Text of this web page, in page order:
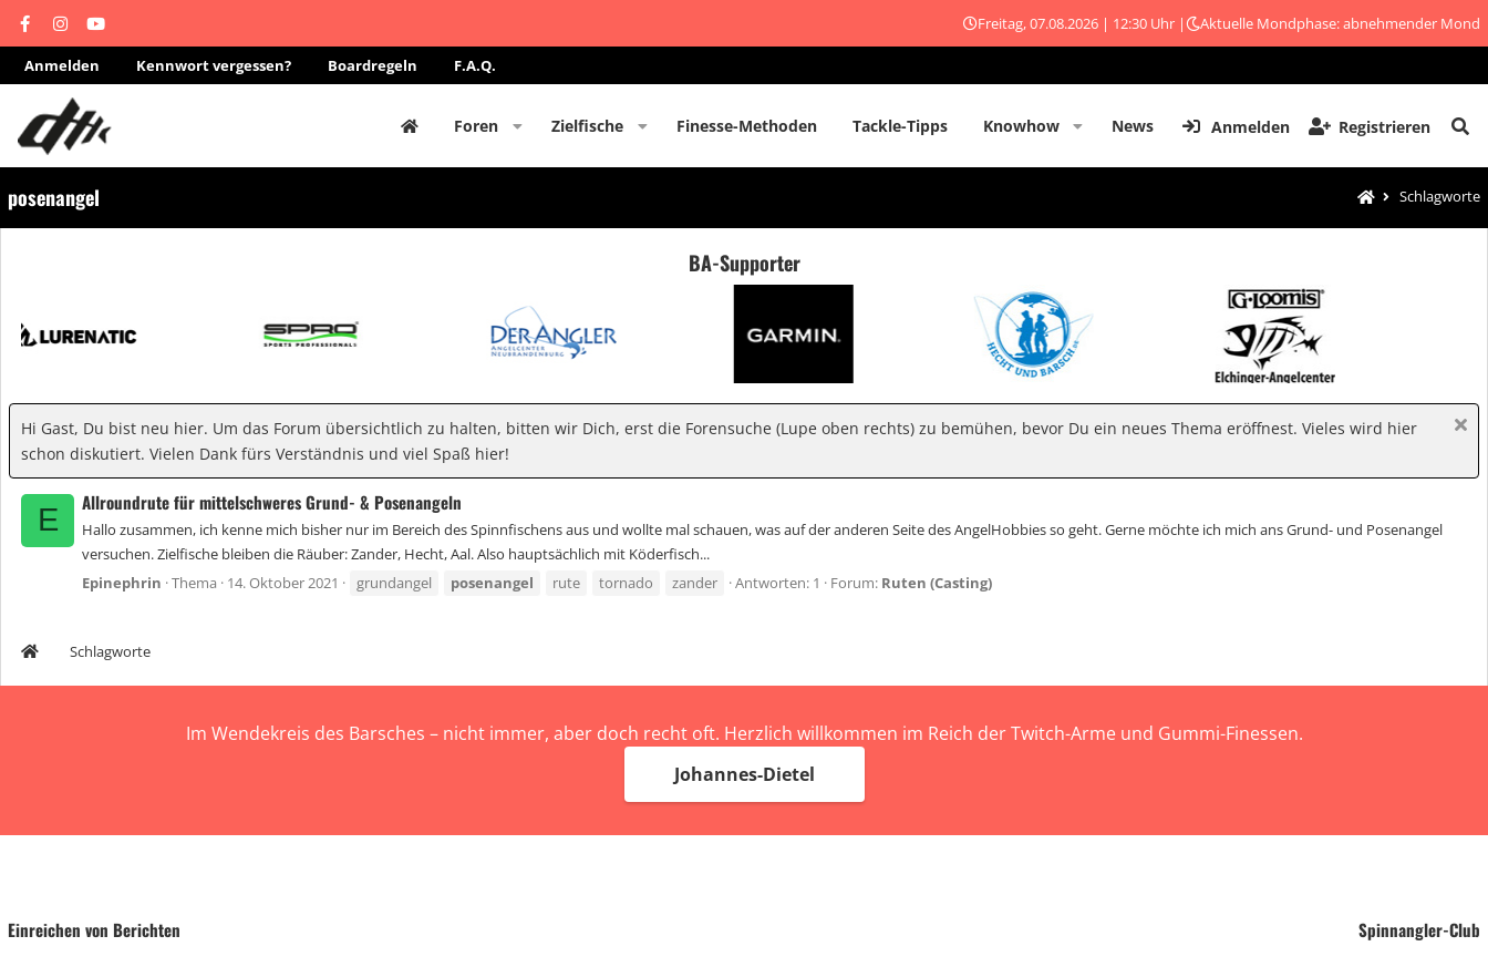
Freitag, 07.08.2026 | 12:30 Uhr | Aktuelle Mondphase: abnehmender Mond
Anmelden Kennwort vergessen? Boardregeln F.A.Q.
Foren Zielfische Finesse-Methoden Tackle-Tipps Knowhow News Anmelden Registrieren
posenangel Schlagworte
BA-Supporter
Hi Gast, Du bist neu hier. Um das Forum übersichtlich zu halten, bitten wir Dich, erst die Forensuche (Lupe oben rechts) zu bemühen, bevor Du ein neues Thema eröffnest. Vieles wird hier
schon diskutiert. Vielen Dank fürs Verständnis und viel Spaß hier!
E
Allroundrute für mittelschweres Grund- & Posenangeln
Hallo zusammen, ich kenne mich bisher nur im Bereich des Spinnfischens aus und wollte mal schauen, was auf der anderen Seite des AngelHobbies so geht. Gerne möchte ich mich ans Grund- und Posenangel
versuchen. Zielfische bleiben die Räuber: Zander, Hecht, Aal. Also hauptsächlich mit Köderfisch...
Epinephrin Thema 14. Oktober 2021 grundangel posenangel rute tornado zander Antworten: 1 Forum: Ruten (Casting)
Schlagworte
Im Wendekreis des Barsches – nicht immer, aber doch recht oft. Herzlich willkommen im Reich der Twitch-Arme und Gummi-Finessen.
Johannes-Dietel
Einreichen von Berichten Spinnangler-Club